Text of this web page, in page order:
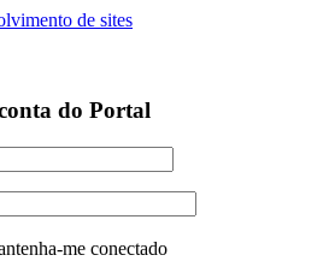
do Portal
me conectado